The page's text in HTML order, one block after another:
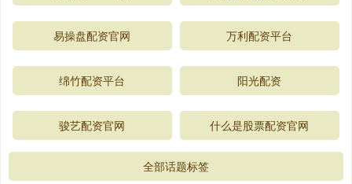
易操盘配资官网 万利配资平台
绵竹配资平台 阳光配资
骏艺配资官网 什么是股票配资官网
全部话题标签